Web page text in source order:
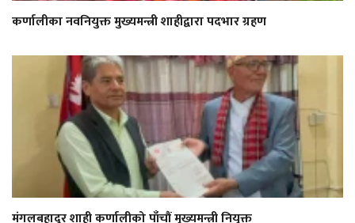
कर्णालीका नवनियुक्त मुख्यमन्त्री शाहीद्वारा पदभार ग्रहण